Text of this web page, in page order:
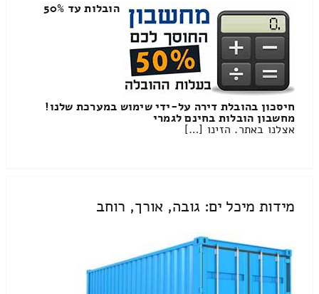
הובלות עד 50%
חיסכון בהובלת דירה על-ידי שימוש במערכת שלנו!
מחשבון הובלות בחינם לגמרי
אצלנו באתר. הזינו […]
מידות מיכל ים: גובה, אורך, רוחב